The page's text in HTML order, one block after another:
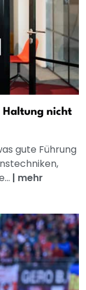
Haltung nicht
gute Führung
| mehr